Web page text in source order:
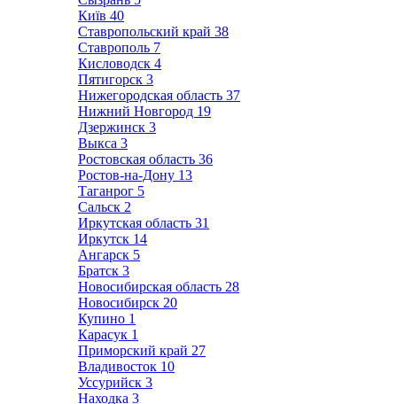
Київ 40
Ставропольский край 38
Ставрополь 7
Кисловодск 4
Пятигорск 3
Нижегородская область 37
Нижний Новгород 19
Дзержинск 3
Выкса 3
Ростовская область 36
Ростов-на-Дону 13
Таганрог 5
Сальск 2
Иркутская область 31
Иркутск 14
Ангарск 5
Братск 3
Новосибирская область 28
Новосибирск 20
Купино 1
Карасук 1
Приморский край 27
Владивосток 10
Уссурийск 3
Находка 3